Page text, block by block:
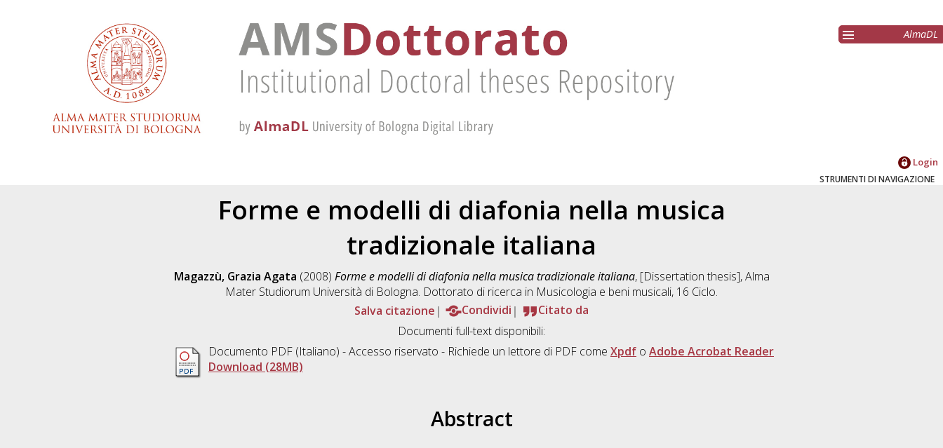
AlmaDL
Login
STRUMENTI DI NAVIGAZIONE
Forme e modelli di diafonia nella musica
tradizionale italiana
Magazzù, Grazia Agata (2008) Forme e modelli di diafonia nella musica tradizionale italiana, [Dissertation thesis], Alma
Mater Studiorum Università di Bologna. Dottorato di ricerca in Musicologia e beni musicali, 16 Ciclo.
Salva citazione
Condividi
Citato da
Documenti full-text disponibili:
Documento PDF (Italiano) - Accesso riservato - Richiede un lettore di PDF come Xpdf o Adobe Acrobat Reader
Download (28MB)
Abstract